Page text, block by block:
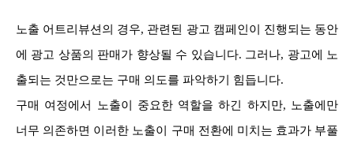
노출 어트리뷰션의 경우, 관련된 광고 캠페인이 진행되는 동안
에 광고 상품의 판매가 향상될 수 있습니다. 그러나, 광고에 노
출되는 것만으로는 구매 의도를 파악하기 힘듭니다.
구매 여정에서 노출이 중요한 역할을 하긴 하지만, 노출에만
너무 의존하면 이러한 노출이 구매 전환에 미치는 효과가 부풀